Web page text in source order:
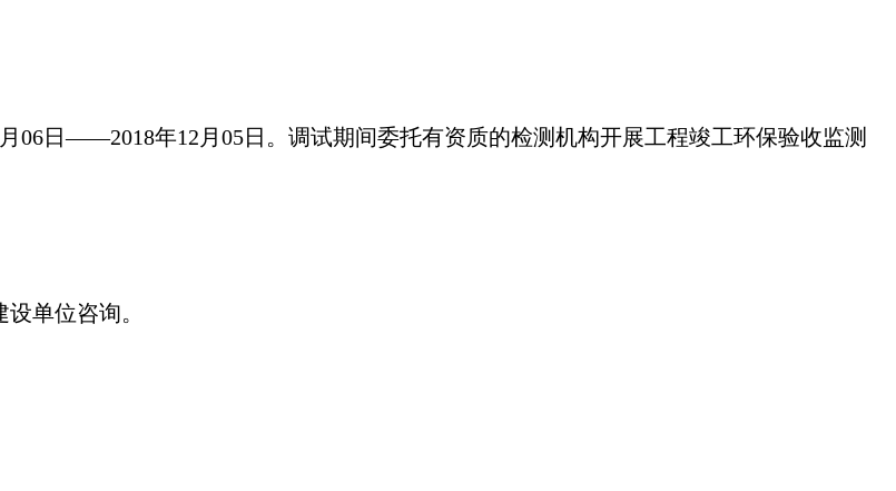
月 06日——2018年12 月 05日。调试期间委托有资质的检测机构开展工程竣工环保验收监测
单位咨询。